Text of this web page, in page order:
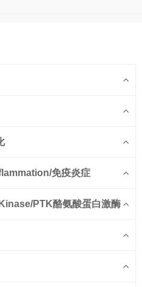
免疫炎症
PTK酪氨酸蛋白激酶